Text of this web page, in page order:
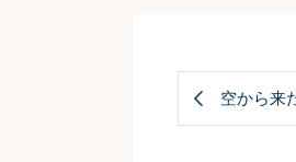
空から来